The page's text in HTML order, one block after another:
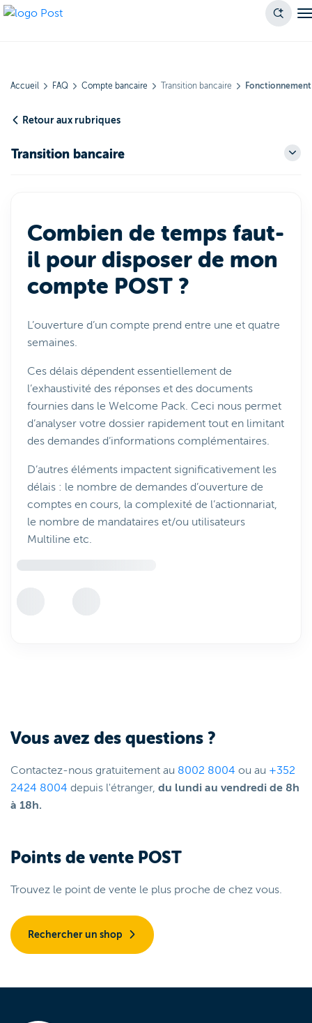
Accueil FAQ Compte bancaire Transition bancaire Fonctionnement
Retour aux rubriques
Transition bancaire
Combien de temps faut-
il pour disposer de mon
compte POST ?
L’ouverture d’un compte prend entre une et quatre
semaines.
Ces délais dépendent essentiellement de
l’exhaustivité des réponses et des documents
fournies dans le Welcome Pack. Ceci nous permet
d’analyser votre dossier rapidement tout en limitant
des demandes d’informations complémentaires.
D’autres éléments impactent significativement les
délais : le nombre de demandes d’ouverture de
comptes en cours, la complexité de l’actionnariat,
le nombre de mandataires et/ou utilisateurs
Multiline etc.
Vous avez des questions ?
Contactez-nous gratuitement au 8002 8004 ou au +352
2424 8004 depuis l'étranger, du lundi au vendredi de 8h
à 18h.
Points de vente POST
Trouvez le point de vente le plus proche de chez vous.
Rechercher un shop